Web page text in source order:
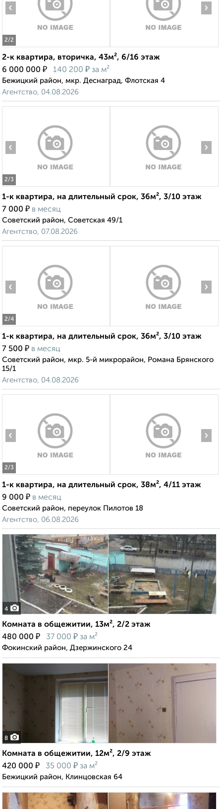
2/2
‹ ›
2-к квартира, вторичка, 43м², 6/16 этаж
6 000 000 ₽ 140 200 ₽ за м²
Бежицкий район, мкр. Деснаград, Флотская 4
Агентство, 04.08.2026
2/3
‹ ›
1-к квартира, на длительный срок, 36м², 3/10 этаж
7 000 ₽ в месяц
Советский район, Советская 49/1
Агентство, 07.08.2026
2/4
‹ ›
1-к квартира, на длительный срок, 36м², 3/10 этаж
7 500 ₽ в месяц
Советский район, мкр. 5-й микрорайон, Романа Брянского
15/1
Агентство, 04.08.2026
2/3
‹ ›
1-к квартира, на длительный срок, 38м², 4/11 этаж
9 000 ₽ в месяц
Советский район, переулок Пилотов 18
Агентство, 06.08.2026
4
Комната в общежитии, 13м², 2/2 этаж
480 000 ₽ 37 000 ₽ за м²
Фокинский район, Дзержинского 24
8
Комната в общежитии, 12м², 2/9 этаж
420 000 ₽ 35 000 ₽ за м²
Бежицкий район, Клинцовская 64